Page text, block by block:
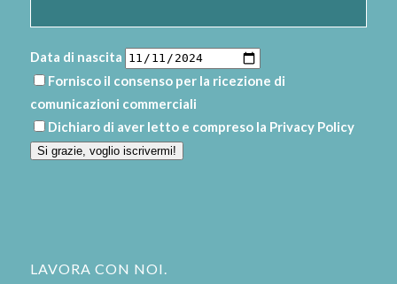
Data di nascita
Fornisco il consenso per la ricezione di
comunicazioni commerciali
Dichiaro di aver letto e compreso la Privacy Policy
Si grazie, voglio iscrivermi!
LAVORA CON NOI.